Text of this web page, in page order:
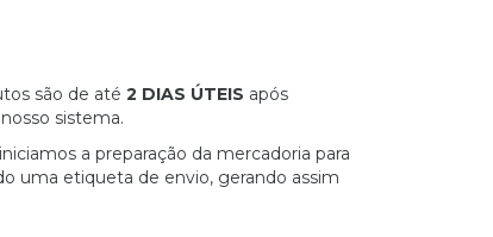
são de até 2 DIAS ÚTEIS após
sistema.
a preparação da mercadoria para
uma etiqueta de envio, gerando assim